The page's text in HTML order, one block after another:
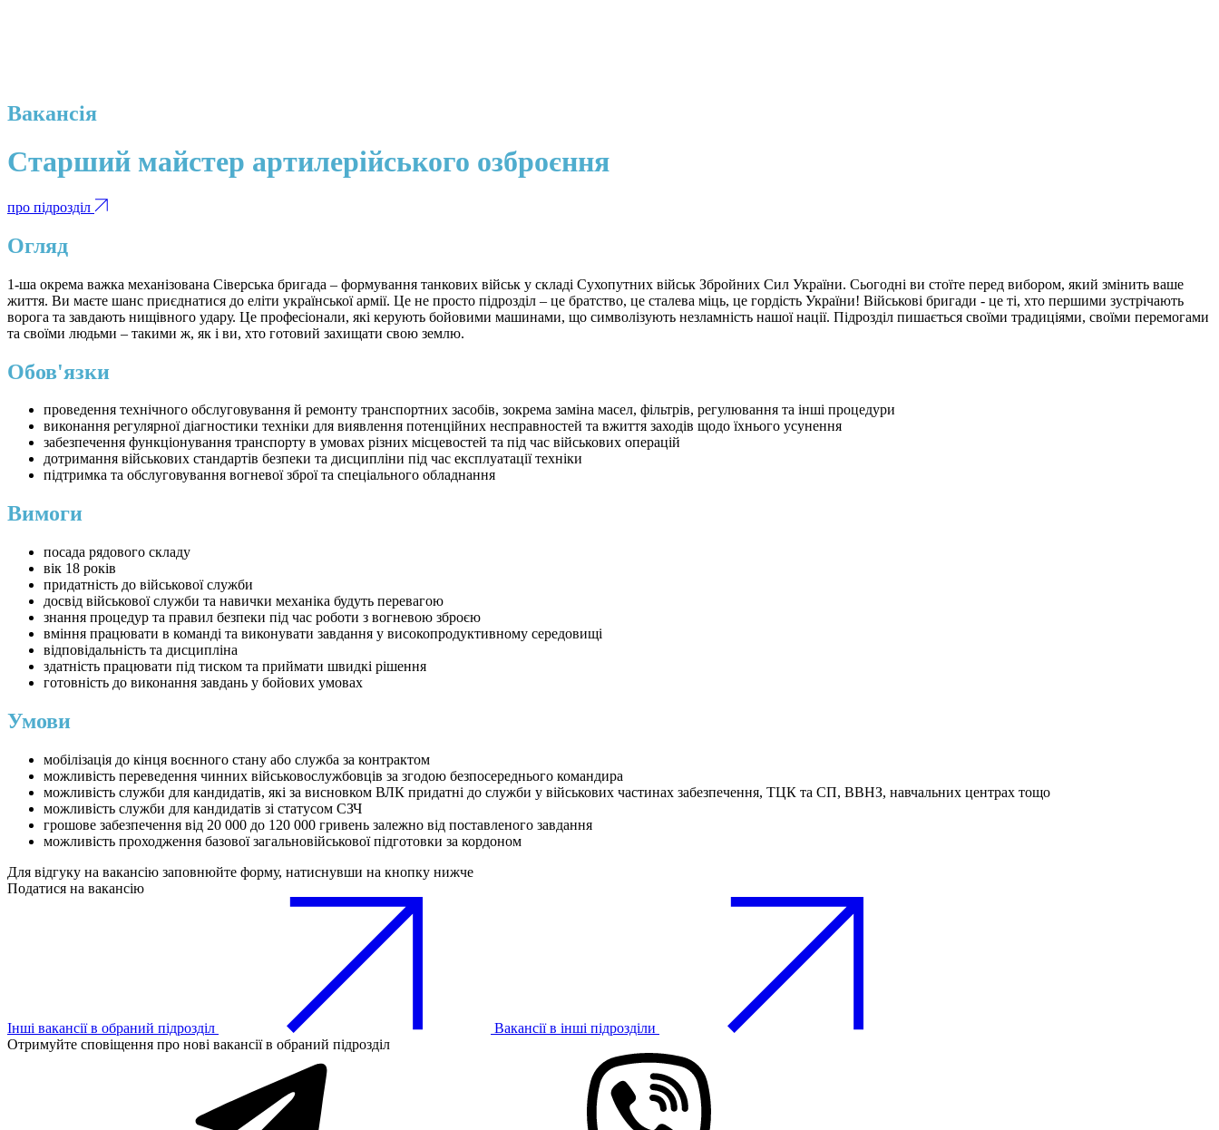
Вакансія
Старший майстер артилерійського озброєння
про підрозділ
Огляд
1-ша окрема важка механізована Сіверська бригада – формування танкових військ у складі Сухопутних військ Збройних Сил України. Сьогодні ви стоїте перед вибором, який змінить ваше
життя. Ви маєте шанс приєднатися до еліти української армії. Це не просто підрозділ – це братство, це сталева міць, це гордість України! Військові бригади - це ті, хто першими зустрічають
ворога та завдають нищівного удару. Це професіонали, які керують бойовими машинами, що символізують незламність нашої нації. Підрозділ пишається своїми традиціями, своїми перемогами
та своїми людьми – такими ж, як і ви, хто готовий захищати свою землю.
Обов'язки
проведення технічного обслуговування й ремонту транспортних засобів, зокрема заміна масел, фільтрів, регулювання та інші процедури
виконання регулярної діагностики техніки для виявлення потенційних несправностей та вжиття заходів щодо їхнього усунення
забезпечення функціонування транспорту в умовах різних місцевостей та під час військових операцій
дотримання військових стандартів безпеки та дисципліни під час експлуатації техніки
підтримка та обслуговування вогневої зброї та спеціального обладнання
Вимоги
посада рядового складу
вік 18 років
придатність до військової служби
досвід військової служби та навички механіка будуть перевагою
знання процедур та правил безпеки під час роботи з вогневою зброєю
вміння працювати в команді та виконувати завдання у високопродуктивному середовищі
відповідальність та дисципліна
здатність працювати під тиском та приймати швидкі рішення
готовність до виконання завдань у бойових умовах
Умови
мобілізація до кінця воєнного стану або служба за контрактом
можливість переведення чинних військовослужбовців за згодою безпосереднього командира
можливість служби для кандидатів, які за висновком ВЛК придатні до служби у військових частинах забезпечення, ТЦК та СП, ВВНЗ, навчальних центрах тощо
можливість служби для кандидатів зі статусом СЗЧ
грошове забезпечення від 20 000 до 120 000 гривень залежно від поставленого завдання
можливість проходження базової загальновійськової підготовки за кордоном
Для відгуку на вакансію заповнюйте форму, натиснувши на кнопку нижче
Податися на вакансію
Інші вакансії в обраний підрозділ
Вакансії в інші підрозділи
Отримуйте сповіщення про нові вакансії в обраний підрозділ